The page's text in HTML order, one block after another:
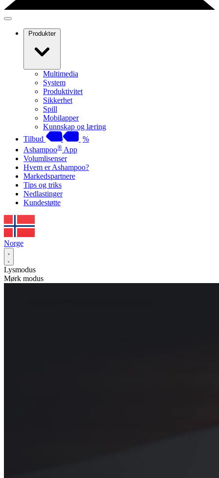
Produkter
Multimedia
System
Produktivitet
Sikkerhet
Spill
Mobilapper
Kunnskap og læring
Tilbud
%
Ashampoo® App
Volumlisenser
Hvem er Ashampoo?
Markedspartnere
Tips og triks
Nedlastinger
Kundestøtte
Norge
Lysmodus
Mørk modus